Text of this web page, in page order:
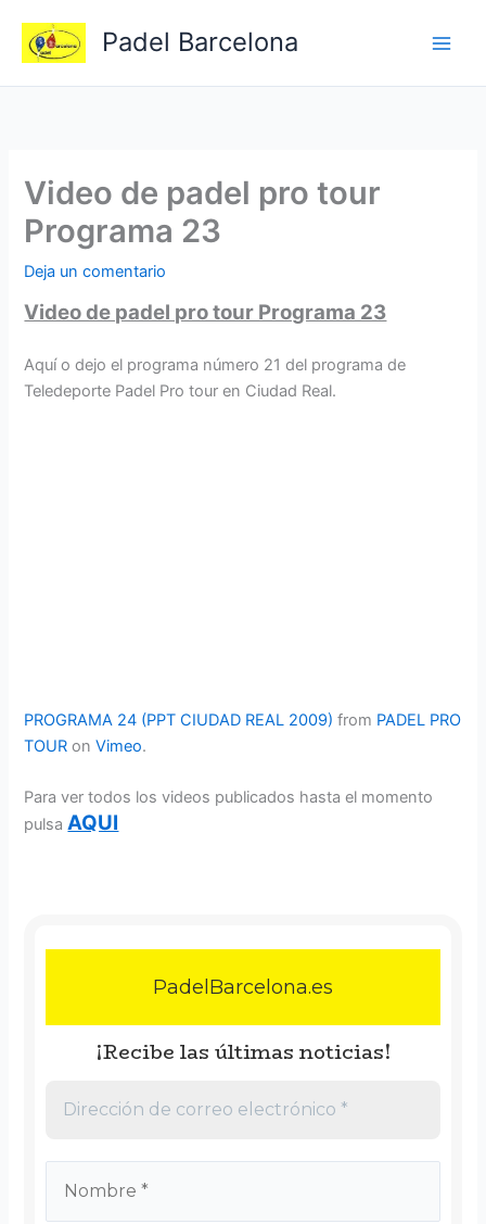
contenido
Padel Barcelona
Video de padel pro tour
Programa 23
Deja un comentario
Video de padel pro tour Programa 23
Aquí o dejo el programa número 21 del programa de
Teledeporte Padel Pro tour en Ciudad Real.
PROGRAMA 24 (PPT CIUDAD REAL 2009) from PADEL PRO
TOUR onVimeo.
Para ver todos los videos publicados hasta el momento
pulsaAQUI
PadelBarcelona.es
¡Recibe las últimas noticias!